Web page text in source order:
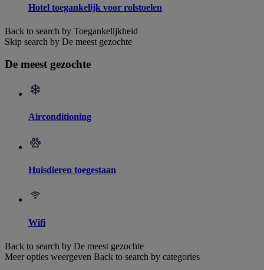
Hotel toegankelijk voor rolstoelen
Back to search by Toegankelijkheid
Skip search by De meest gezochte
De meest gezochte
Airconditioning
Huisdieren toegestaan
Wifi
Back to search by De meest gezochte
Meer opties weergeven Back to search by categories